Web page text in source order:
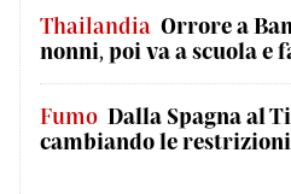
Thailandia Orrore a
nonni, poi va a scuola e
Fumo Dalla Spagna al
cambiando le